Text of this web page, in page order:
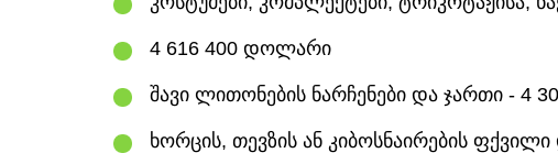
4 616 400 დოლარი
შავი ლითონების ნარჩენები და ჯართი - 4
ხორცის, თევზის ან კიბოსნაირების